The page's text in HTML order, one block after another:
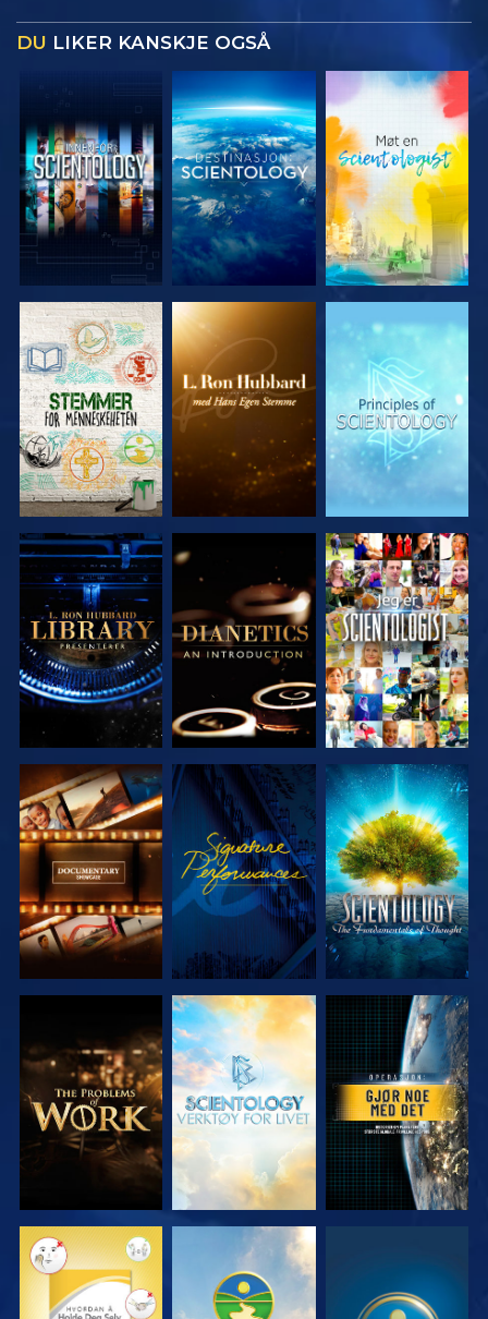
DU LIKER KANSKJE OGSÅ
UTFORSK
SERIEN
UTFORSK
SERIEN
UTFORSK
SERIEN
UTFORSK
SERIEN
UTFORSK
SERIEN
SE
UTFORSK
SERIEN
SE
UTFORSK
SERIEN
UTFORSK
SERIEN
UTFORSK
SERIEN
SE
SE SE SE